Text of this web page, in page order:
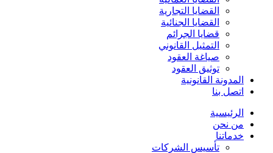
القضايا التجارية
القضايا الجنائية
قضايا الجرائم
التمثيل القانوني
صياغة العقود
توثيق العقود
المدونة القانونية
اتصل بنا
الرئيسية
من نحن
خدماتنا
تأسيس الشركات